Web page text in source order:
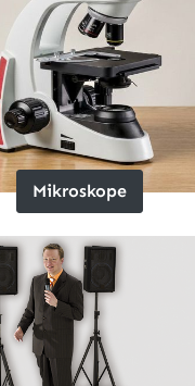
Mikroskope